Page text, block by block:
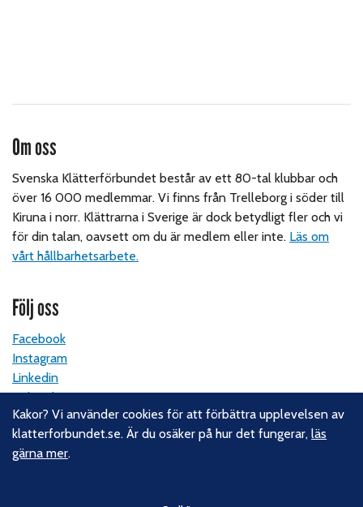
Om oss
Svenska Klätterförbundet består av ett 80-tal klubbar och
över 16 000 medlemmar. Vi finns från Trelleborg i söder till
Kiruna i norr. Klättrarna i Sverige är dock betydligt fler och vi
för din talan, oavsett om du är medlem eller inte. Läs om
vårt hållbarhetsarbete.
Följ oss
Facebook
Instagram
Linkedin
Nyhetsbrev
Kontakt
Kakor? Vi använder cookies för att förbättra upplevelsen av
klatterforbundet.se. Är du osäker på hur det fungerar,läs
gärna mer.